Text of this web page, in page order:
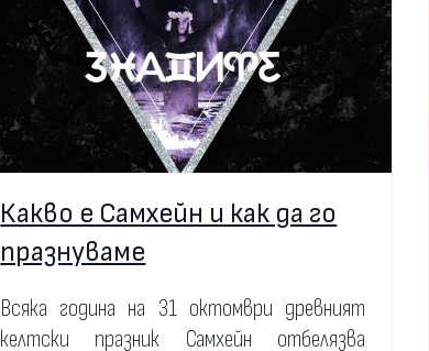
Какво е Самхейн и как да го
празнуваме
Всяка година на 31 октомври древният
келтски празник Самхейн отбелязва